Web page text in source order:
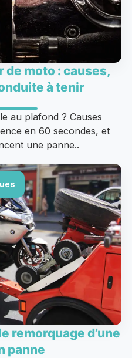
moto : causes,
à tenir
au plafond ? Causes
en 60 secondes, et
une panne..
remorquage d’une
panne